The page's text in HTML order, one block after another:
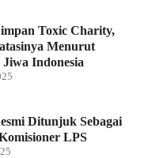
Toxic Charity,
Menurut
Indonesia
Ditunjuk Sebagai
LPS